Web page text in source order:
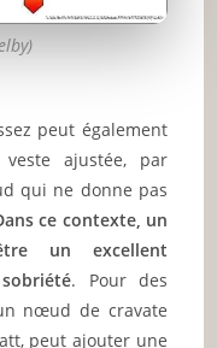
peut également
ajustée, par
qui ne donne pas
ce contexte, un
un excellent
. Pour des
nœud de cravate
peut ajouter une